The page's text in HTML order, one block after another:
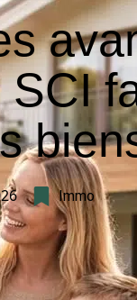
SCI
Immo